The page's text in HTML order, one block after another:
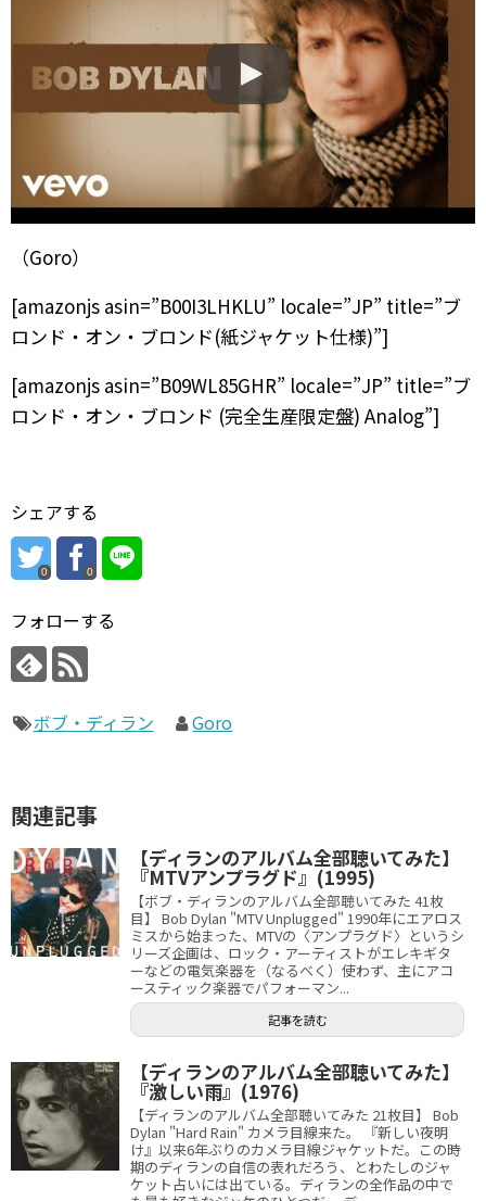
（Goro）
[amazonjs asin=”B00I3LHKLU” locale=”JP” title=”ブ
ロンド・オン・ブロンド(紙ジャケット仕様)”]
[amazonjs asin=”B09WL85GHR” locale=”JP” title=”ブ
ロンド・オン・ブロンド (完全生産限定盤) Analog”]
シェアする
0 0
フォローする
ボブ・ディラン Goro
関連記事
【ディランのアルバム全部聴いてみた】
『MTVアンプラグド』(1995)
【ボブ・ディランのアルバム全部聴いてみた 41枚
目】 Bob Dylan "MTV Unplugged" 1990年にエアロス
ミスから始まった、MTVの〈アンプラグド〉というシ
リーズ企画は、ロック・アーティストがエレキギタ
ーなどの電気楽器を（なるべく）使わず、主にアコ
ースティック楽器でパフォーマン...
記事を読む
【ディランのアルバム全部聴いてみた】
『激しい雨』(1976)
【ディランのアルバム全部聴いてみた 21枚目】 Bob
Dylan "Hard Rain" カメラ目線来た。 『新しい夜明
け』以来6年ぶりのカメラ目線ジャケットだ。この時
期のディランの自信の表れだろう、とわたしのジャ
ケット占いには出ている。ディランの全作品の中で